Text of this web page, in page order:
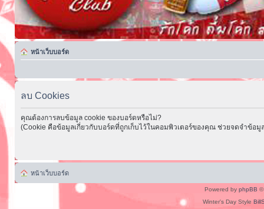
หน้าเว็บบอร์ด
ลบ Cookies
คุณต้องการลบข้อมูล cookie ของบอร์ดหรือไม่?
(Cookie คือข้อมูลเกี่ยวกับบอร์ดที่ถูกเก็บไว้ในคอมพิวเตอร์ของคุณ ช่วยจดจำข้อมู
หน้าเว็บบอร์ด
Powered by phpBB ©
Winter's Day Style